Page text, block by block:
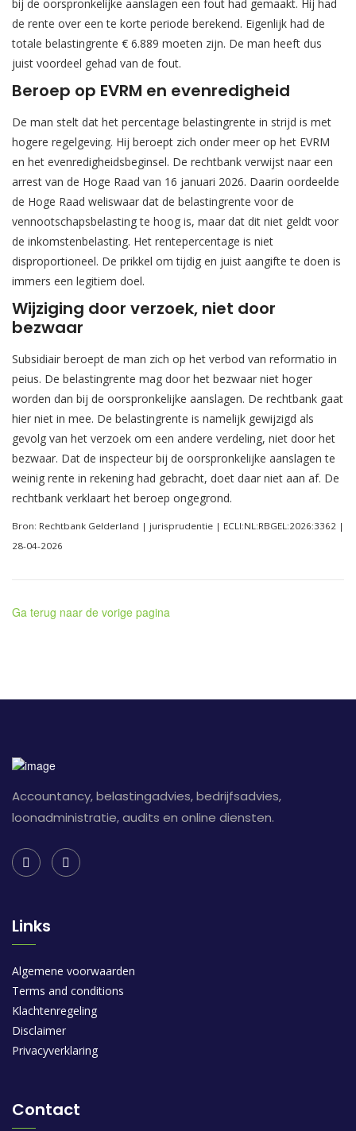
bij de oorspronkelijke aanslagen een fout had gemaakt. Hij had
de rente over een te korte periode berekend. Eigenlijk had de
totale belastingrente € 6.889 moeten zijn. De man heeft dus
juist voordeel gehad van de fout.
Beroep op EVRM en evenredigheid
De man stelt dat het percentage belastingrente in strijd is met
hogere regelgeving. Hij beroept zich onder meer op het EVRM
en het evenredigheidsbeginsel. De rechtbank verwijst naar een
arrest van de Hoge Raad van 16 januari 2026. Daarin oordeelde
de Hoge Raad weliswaar dat de belastingrente voor de
vennootschapsbelasting te hoog is, maar dat dit niet geldt voor
de inkomstenbelasting. Het rentepercentage is niet
disproportioneel. De prikkel om tijdig en juist aangifte te doen is
immers een legitiem doel.
Wijziging door verzoek, niet door
bezwaar
Subsidiair beroept de man zich op het verbod van reformatio in
peius. De belastingrente mag door het bezwaar niet hoger
worden dan bij de oorspronkelijke aanslagen. De rechtbank gaat
hier niet in mee. De belastingrente is namelijk gewijzigd als
gevolg van het verzoek om een andere verdeling, niet door het
bezwaar. Dat de inspecteur bij de oorspronkelijke aanslagen te
weinig rente in rekening had gebracht, doet daar niet aan af. De
rechtbank verklaart het beroep ongegrond.
Bron: Rechtbank Gelderland | jurisprudentie | ECLI:NL:RBGEL:2026:3362 |
28-04-2026
Ga terug naar de vorige pagina
Accountancy, belastingadvies, bedrijfsadvies,
loonadministratie, audits en online diensten.
Links
Algemene voorwaarden
Terms and conditions
Klachtenregeling
Disclaimer
Privacyverklaring
Contact